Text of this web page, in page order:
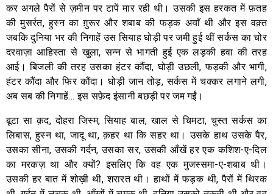
कर अगले पैरों से ज़मीन पर टापें मार रही थी। उसकी इस हरकत में फ़तह
की मुसर्रत, हुस्न का ग़ुरूर और शबाब की फड़क अयाँ थी और इस वक़्त
जबकि दुनिया भर की निगाहें उस सियाह घोड़ी पर जमी हुई थीं सर्कस का चोर
दरवाज़ा आहिस्ता से खुला, सन्न से भागती हुई एक लड़की हवा की तरह
आई। बिजली की तरह उसका हंटर कौंदा, घोड़ी उछली, फड़की और भागी,
हंटर कौंदा और फिर कौंदा। घोड़ी जान तोड़, सर्कस में चक्कर लगाने लगी,
अब सब की निगाहें… इस सफ़ेद इंसानी बछड़ी पर जम गईं।
बूटा सा क़द, दोहरा जिस्म, सियाह बाल, खाल से चिमटा, चुस्त सर्कस का
लिबास, हुस्न था, जादू था, क़हर था कि सहर था। उसके हाथ उसके पैर,
उसका सीना, उसकी गर्दन, उसका सर, उसकी आँखें हर एक कशिश-ए-दिल
का मरकज़ था और क्यों? इसलिए कि वह एक मुजस्समा-ए-शबाब थी।
उसकी हर बात में शोख़ी थी, शरारत थी। हाथों में फड़क थी, पैरों में थिरक